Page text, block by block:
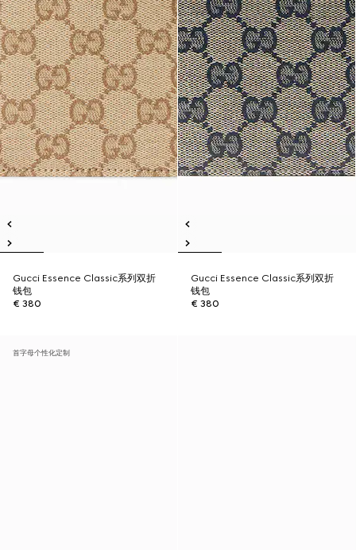
Gucci Essence Classic系列双折
钱包
€ 380
Gucci Essence Classic系列双折
钱包
€ 380
首字母个性化定制